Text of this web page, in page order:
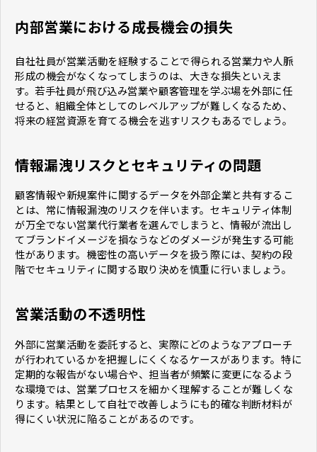
内部営業における成長機会の損失
自社社員が営業活動を経験することで得られる営業力や人脈
形成の機会がなくなってしまうのは、大きな損失といえま
す。若手社員が飛び込み営業や顧客管理を学ぶ場を外部に任
せると、組織全体としてのレベルアップが難しくなるため、
将来の経営資源を育てる機会を逃すリスクもあるでしょう。
情報漏洩リスクとセキュリティの問題
顧客情報や新規案件に関するデータを外部企業と共有するこ
とは、常に情報漏洩のリスクを伴います。セキュリティ体制
が万全でない営業代行業者を選んでしまうと、情報が流出し
てブランドイメージを損なうなどのダメージが発生する可能
性があります。機密性の高いデータを扱う際には、契約の段
階でセキュリティに関する取り決めを慎重に行いましょう。
営業活動の不透明性
外部に営業活動を委託すると、実際にどのようなアプローチ
が行われているかを把握しにくくなるケースがあります。特に
定期的な報告がない場合や、担当者が頻繁に変更になるよう
な環境では、営業プロセスを細かく理解することが難しくな
ります。結果として自社で改善しようにも的確な判断材料が
得にくい状況に陥ることがあるのです。